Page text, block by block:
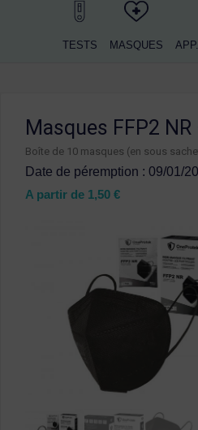
TESTS MASQUES
Masques FFP2
Boîte de 10 masques (en sous
Date de péremption : 09/01/
A partir de 1,50 €